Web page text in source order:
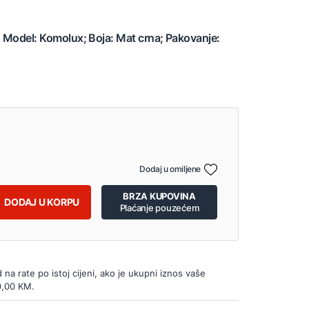
Komolux; Boja: Mat crna; Pakovanje:
DODAJ U KORPU
BRZA KUPOVINA
Plaćanje pouzećem
Dodaj u omiljene
na rate po istoj cijeni, ako je ukupni iznos vaše
KM.